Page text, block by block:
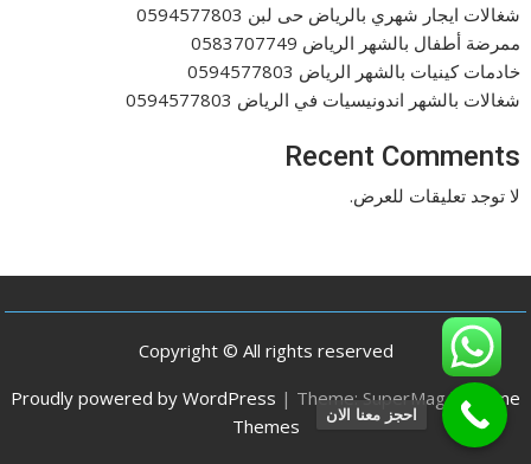
شغالات ايجار شهري بالرياض حى لبن 0594577803
ممرضة أطفال بالشهر الرياض 0583707749
خادمات كينيات بالشهر الرياض 0594577803
شغالات بالشهر اندونيسيات في الرياض 0594577803
Recent Comments
لا توجد تعليقات للعرض.
Copyright © All rights reserved
Proudly powered by WordPress | Theme: SuperMag by
Acme
Themes
احجز معنا الان